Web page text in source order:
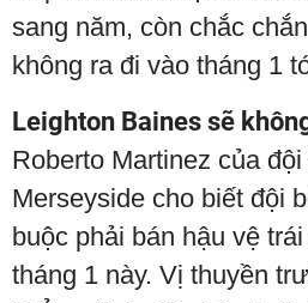
sang năm, còn chắc
không ra đi vào tháng 1
Leighton Baines sẽ
Roberto Martinez của
Merseyside cho biết đội
buộc phải bán hậu vệ
tháng 1 này. Vị thuyền